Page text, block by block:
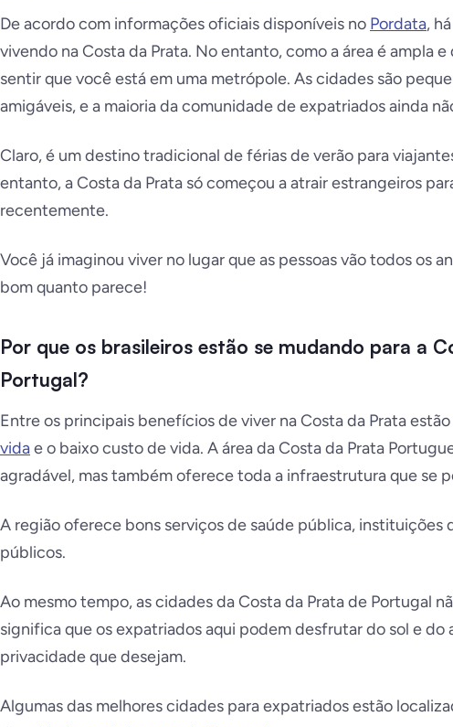
De acordo com informações oficiais disponíveis no Pordata,
vivendo na Costa da Prata. No entanto, como a área é ampla
sentir que você está em uma metrópole. As cidades são
amigáveis, e a maioria da comunidade de expatriados ainda
Claro, é um destino tradicional de férias de verão para
entanto, a Costa da Prata só começou a atrair estrangeiros
recentemente.
Você já imaginou viver no lugar que as pessoas vão todos os
bom quanto parece!
Por que os brasileiros estão se mudando para a
Portugal?
Entre os principais benefícios de viver na Costa da Prata
vidae o baixo custo de vida. A área da Costa da Prata
agradável, mas também oferece toda a infraestrutura que se
A região oferece bons serviços de saúde pública, instituições
públicos.
Ao mesmo tempo, as cidades da Costa da Prata de Portugal
significa que os expatriados aqui podem desfrutar do sol e do
privacidade que desejam.
Algumas das melhores cidades para expatriados estão